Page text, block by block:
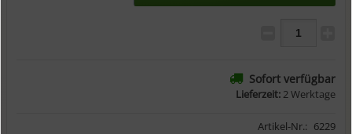
Sofort verfügbar
Lieferzeit: 2 Werktage
Artikel-Nr.: 6229